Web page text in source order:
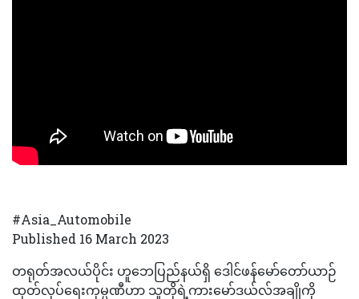
#Asia_Automobile
Published 16 March 2023
တရုတ်အလယ်ပိုင်း ဟူဘေပြည်နယ်ရှိ ဒေါင်ဖန်မော်တော်ယာဉ်
ထုတ်လုပ်ရေးကုမ္ပဏီဟာ သူတိုရဲ့ကားမော်ဒယ်လ်အချိုကို